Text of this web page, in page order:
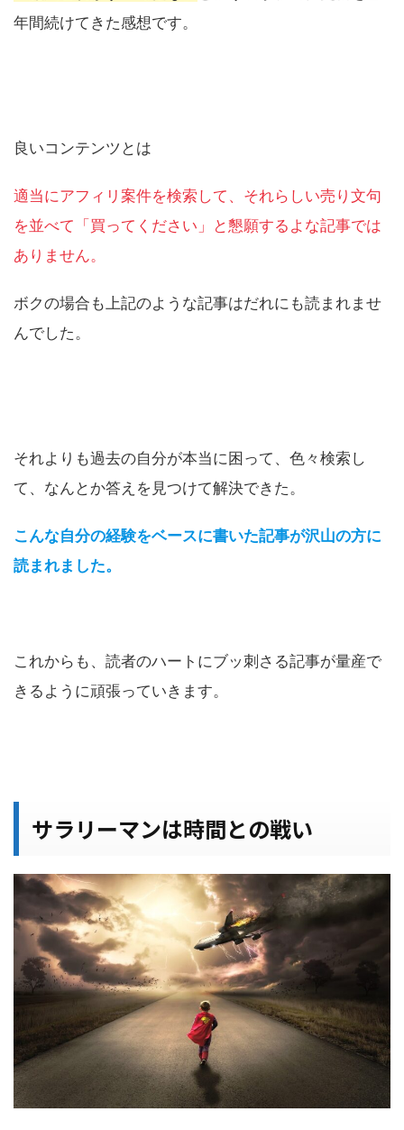
年間続けてきた感想です。
良いコンテンツとは
適当にアフィリ案件を検索して、それらしい売り文句
を並べて「買ってください」と懇願するよな記事では
ありません。
ボクの場合も上記のような記事はだれにも読まれませ
んでした。
それよりも過去の自分が本当に困って、色々検索し
て、なんとか答えを見つけて解決できた。
こんな自分の経験をベースに書いた記事が沢山の方に
読まれました。
これからも、読者のハートにブッ刺さる記事が量産で
きるように頑張っていきます。
サラリーマンは時間との戦い